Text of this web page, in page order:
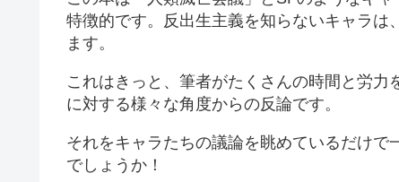
特徴的です。反出生主義を知らないキャラ
ます。
これはきっと、筆者がたくさんの時間と労
に対する様々な角度からの反論です。
それをキャラたちの議論を眺めているだけ
でしょうか！